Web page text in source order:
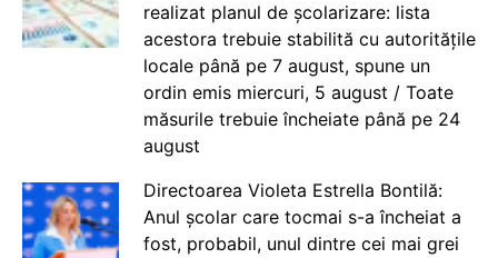
realizat planul de școlarizare: lista
acestora trebuie stabilită cu autoritățile
locale până pe 7 august, spune un
ordin emis miercuri, 5 august / Toate
măsurile trebuie încheiate până pe 24
august
Directoarea Violeta Estrella Bontilă:
Anul școlar care tocmai s-a încheiat a
fost, probabil, unul dintre cei mai grei